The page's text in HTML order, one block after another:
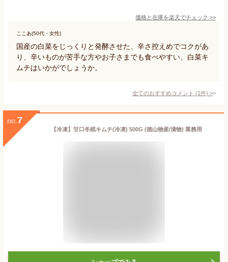
価格と在庫を楽天でチェック >>
ここあ(50代・女性)
国産の白菜をじっくりと発酵させた、辛さ控えめでコクがあ
り、辛いものが苦手な方やお子さまでも食べやすい、白菜キ
ムチはいかがでしょうか。
全てのおすすめコメント (1件) >
no. 7
【冷凍】甘口冬眠キムチ(冷凍) 500G (徳山物産/漬物) 業務用